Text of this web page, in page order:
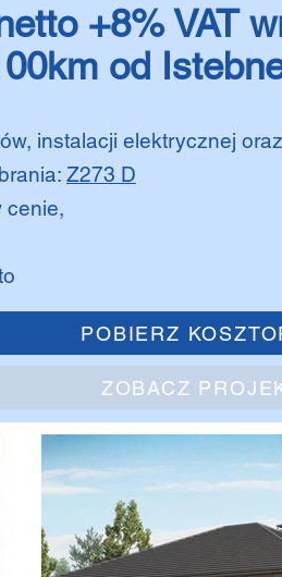
+8% VAT
od
instalacji elektrycznej
Z273 D
cenie,
POBIERZ
ZOBACZ